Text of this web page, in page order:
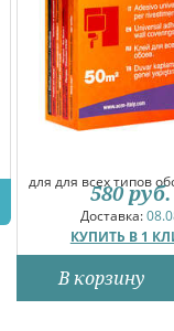
для для всех типов
Доставка:
КУПИТЬ В 1
580 руб.
В корзину